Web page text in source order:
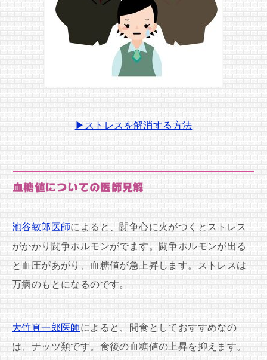
▶ストレスを解消する方法
血糖値についての医師見解
池谷敏郎医師によると、闘争心に火がつくとストレス
がかかり闘争ホルモンがでます。闘争ホルモンが出る
と血圧があがり、血糖値が急上昇します。ストレスは
万病のもとになるのです。
大竹真一郎医師によると、間食としておすすめなの
は、ナッツ類です。食後の血糖値の上昇を抑えます。